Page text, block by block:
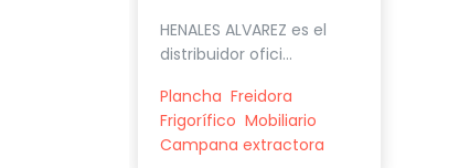
HENALES ALVAREZ es el
distribuidor ofici...
Plancha Freidora
Frigorífico Mobiliario
Campana extractora